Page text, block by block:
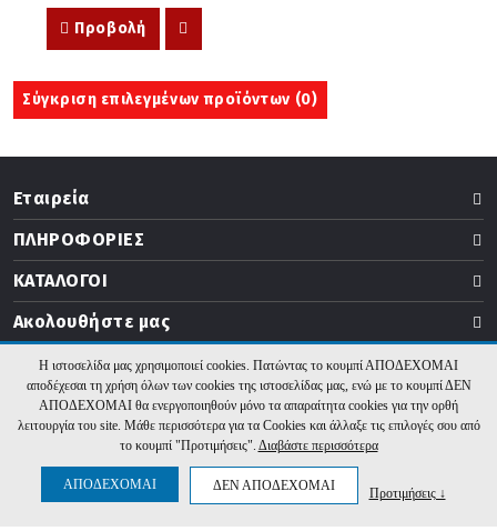
Προβολή
Σύγκριση επιλεγμένων προϊόντων (0)
Εταιρεία
ΠΛΗΡΟΦΟΡΙΕΣ
ΚΑΤΑΛΟΓΟΙ
Ακολουθήστε μας
2026 b2b.thermogatz.gr. Υλοποίηση:Hyper Center
Η ιστοσελίδα μας χρησιμοποιεί cookies. Πατώντας το κουμπί ΑΠΟΔΕΧΟΜΑΙ
αποδέχεσαι τη χρήση όλων των cookies της ιστοσελίδας μας, ενώ με το κουμπί ΔΕΝ
ΑΠΟΔΕΧΟΜΑΙ θα ενεργοποιηθούν μόνο τα απαραίτητα cookies για την ορθή
λειτουργία του site. Μάθε περισσότερα για τα Cookies και άλλαξε τις επιλογές σου από
το κουμπί "Προτιμήσεις". Διαβάστε περισσότερα
ΑΠΟΔΕΧΟΜΑΙ ΔΕΝ ΑΠΟΔΕΧΟΜΑΙ Προτιμήσεις ↓